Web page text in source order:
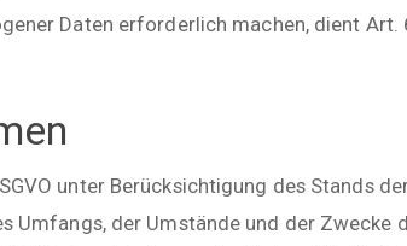
Daten erforderlich machen, dient Art.
unter Berücksichtigung des Stands
Umfangs, der Umstände und der Zwecke